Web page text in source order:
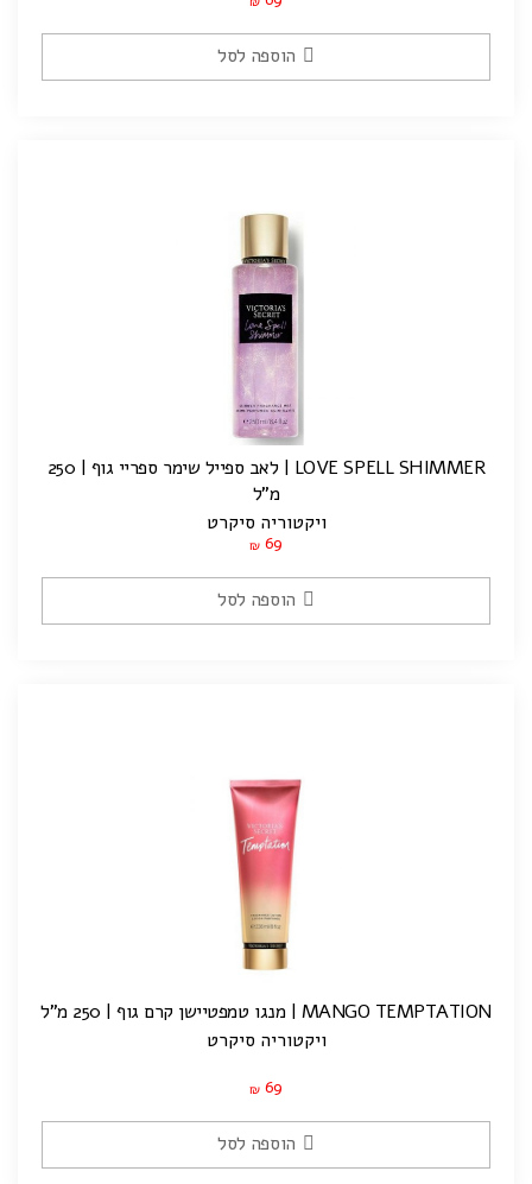
הוספה לסל
LOVE SPELL SHIMMER | לאב ספייל שימר ספריי גוף | 250
מ"ל
ויקטוריה סיקרט
₪ 69
הוספה לסל
MANGO TEMPTATION | מנגו טמפטיישן קרם גוף | 250 מ"ל
ויקטוריה סיקרט
₪ 69
הוספה לסל